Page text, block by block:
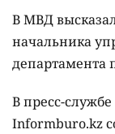
В МВД
начальника
департамента
В пресс-службе
Informburo.kz